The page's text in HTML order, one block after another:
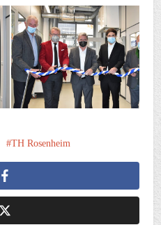
TH Rosenheim